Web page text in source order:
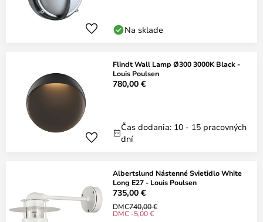
Na sklade
Flindt Wall Lamp Ø300 3000K Black -
Louis Poulsen
780,00 €
Čas dodania: 10 - 15 pracovných
dní
Albertslund Nástenné Svietidlo White
Long E27 - Louis Poulsen
735,00 €
DMC740,00 €
DMC -5,00 €